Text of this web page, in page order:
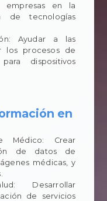
empresas en la
de tecnologías
Ayudar a las
los procesos de
dispositivos
en
Médico: Crear
de datos de
médicas, y
Desarrollar
de servicios